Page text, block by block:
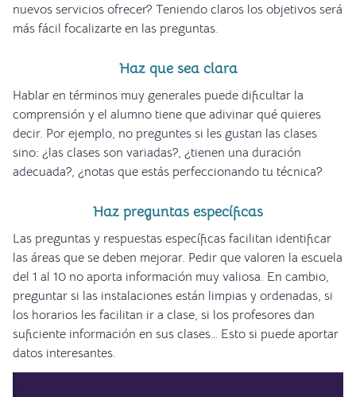
nuevos servicios ofrecer? Teniendo claros los objetivos será
más fácil focalizarte en las preguntas.
Haz que sea clara
Hablar en términos muy generales puede dificultar la
comprensión y el alumno tiene que adivinar qué quieres
decir. Por ejemplo, no preguntes si les gustan las clases
sino: ¿las clases son variadas?, ¿tienen una duración
adecuada?, ¿notas que estás perfeccionando tu técnica?
Haz preguntas específicas
Las preguntas y respuestas específicas facilitan identificar
las áreas que se deben mejorar. Pedir que valoren la escuela
del 1 al 10 no aporta información muy valiosa. En cambio,
preguntar si las instalaciones están limpias y ordenadas, si
los horarios les facilitan ir a clase, si los profesores dan
suficiente información en sus clases… Esto si puede aportar
datos interesantes.